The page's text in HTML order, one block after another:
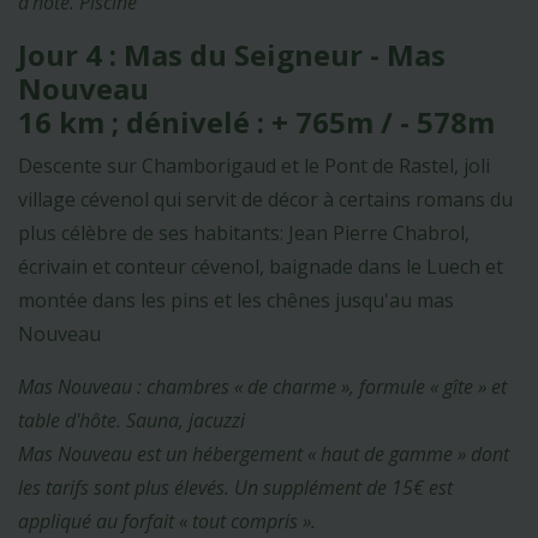
Jour 4 : Mas du Seigneur - Mas
Nouveau
16 km ; dénivelé : + 765m / - 578m
Descente sur Chamborigaud et le Pont de Rastel, joli
village cévenol qui servit de décor à certains romans du
plus célèbre de ses habitants: Jean Pierre Chabrol,
écrivain et conteur cévenol, baignade dans le Luech et
montée dans les pins et les chênes jusqu'au mas
Nouveau
Mas Nouveau : chambres « de charme », formule « gîte » et
table d'hôte. Sauna, jacuzzi
Mas Nouveau est un hébergement « haut de gamme » dont
les tarifs sont plus élevés. Un supplément de 15€ est
appliqué au forfait « tout compris ».